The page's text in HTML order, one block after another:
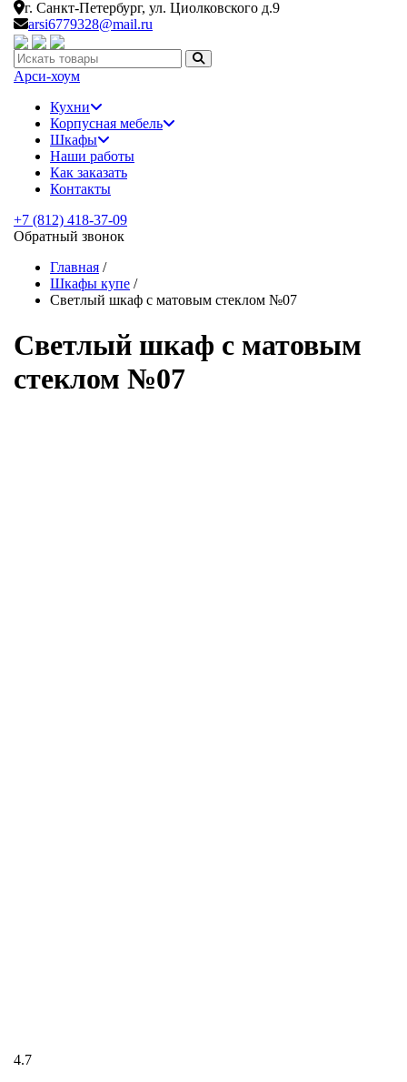
г. Санкт-Петербург, ул. Циолковского д.9
arsi6779328@mail.ru
Искать:
Арси-хоум
Кухни
Корпусная мебель
Шкафы
Наши работы
Как заказать
Контакты
+7 (812) 418-37-09
Обратный звонок
Главная /
Шкафы купе /
Светлый шкаф с матовым стеклом №07
Светлый шкаф с матовым
стеклом №07
4.7